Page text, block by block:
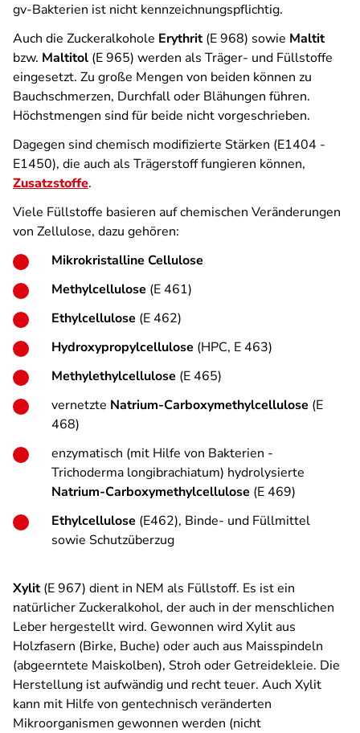
gv-Bakterien ist nicht kennzeichnungspflichtig.
Auch die Zuckeralkohole Erythrit(E 968) sowie Maltit
bzw. Maltitol (E 965) werden als Träger- und Füllstoffe
eingesetzt. Zu große Mengen von beiden können zu
Bauchschmerzen, Durchfall oder Blähungen führen.
Höchstmengen sind für beide nicht vorgeschrieben.
Dagegen sind chemisch modifizierte Stärken (E1404 -
E1450), die auch als Trägerstoff fungieren können,
Zusatzstoffe.
Viele Füllstoffe basieren auf chemischen Veränderungen
von Zellulose, dazu gehören:
Mikrokristalline Cellulose
Methylcellulose (E 461)
Ethylcellulose (E 462)
Hydroxypropylcellulose (HPC, E 463)
Methylethylcellulose (E 465)
vernetzte Natrium-Carboxymethylcellulose (E
468)
enzymatisch (mit Hilfe von Bakterien -
Trichoderma longibrachiatum) hydrolysierte
Natrium-Carboxymethylcellulose (E 469)
Ethylcellulose (E462), Binde- und Füllmittel
sowie Schutzüberzug
Xylit(E 967) dient in NEM als Füllstoff. Es ist ein
natürlicher Zuckeralkohol, der auch in der menschlichen
Leber hergestellt wird. Gewonnen wird Xylit aus
Holzfasern (Birke, Buche) oder auch aus Maisspindeln
(abgeerntete Maiskolben), Stroh oder Getreidekleie. Die
Herstellung ist aufwändig und recht teuer. Auch Xylit
kann mit Hilfe von gentechnisch veränderten
Mikroorganismen gewonnen werden (nicht